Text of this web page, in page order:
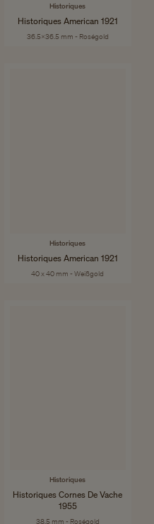
Historiques
Historiques American 1921
36.5x36.5 mm - Roségold
Historiques
Historiques American 1921
40 x 40 mm - Weißgold
Historiques
Historiques Cornes De Vache
1955
38.5 mm - Roségold